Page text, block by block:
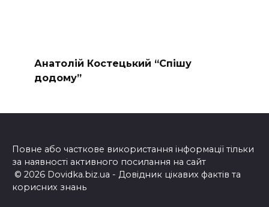
Анатолій Костецький “Спішу
додому”
Повне або часткове використання інформації тільки
за наявності активного посилання на сайт
© 2026 Dovidka.biz.ua - Довідник цікавих фактів та
корисних знань